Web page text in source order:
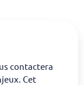
contactera
Cet